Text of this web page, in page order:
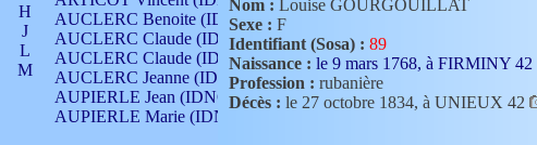
H
J
L
M
AUCLERC Benoite (IDNO 451)
AUCLERC Claude (IDNO 902)
AUCLERC Claude (IDNO 902)
AUCLERC Jeanne (IDNO 199)
AUPIERLE Jean (IDNO 954)
AUPIERLE Marie (IDNO )
Nom : Louise GOURGOUILLAT
Sexe : F
Identifiant (Sosa) : 89
Naissance : le 9 mars 1768, à FIRMINY 42
Profession : rubanière
Décès : le 27 octobre 1834, à UNIEUX 42